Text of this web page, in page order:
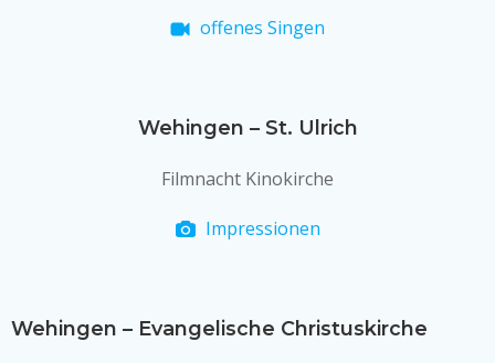
offenes Singen
Wehingen – St. Ulrich
Filmnacht Kinokirche
Impressionen
Wehingen – Evangelische Christuskirche